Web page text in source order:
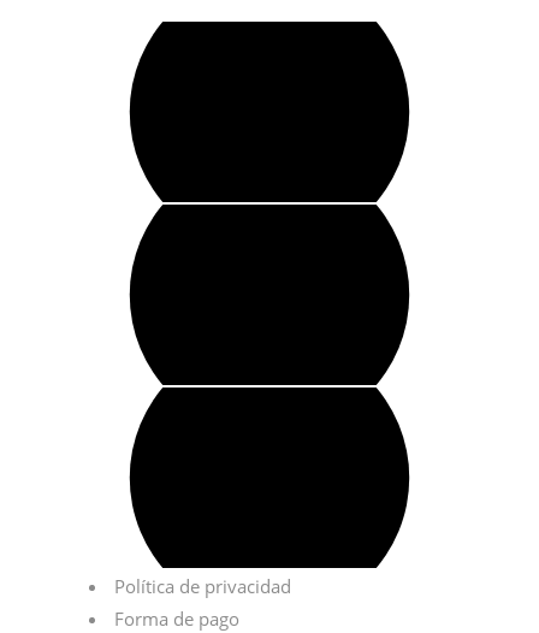
Política de privacidad
Forma de pago